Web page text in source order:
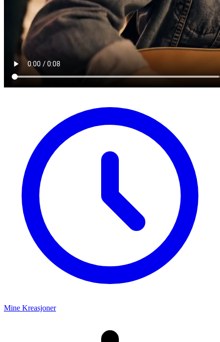
Mine Kreasjoner